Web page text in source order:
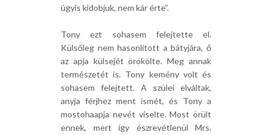
úgyis kidobjuk, nem kár érte”.
Tony ezt sohasem felejtette el.
Külsőleg nem hasonlított a bátyjára, ő
az apja külsejét örökölte. Meg annak
természetét is. Tony kemény volt és
sohasem felejtett. A szülei elváltak,
anyja férjhez ment ismét, és Tony a
mostohaapja nevét viselte. Most örült
ennek, mert így észrevétlenül Mrs.